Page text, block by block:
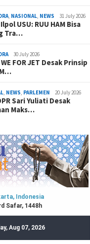
NASIONAL NEWS 31 July 2026
USU: RUU HAM Bisa
Tra…
30 July 2026
FOR JET Desak Prinsip
NEWS PARLEMEN 20 July 2026
Sari Yuliati Desak
Maks…